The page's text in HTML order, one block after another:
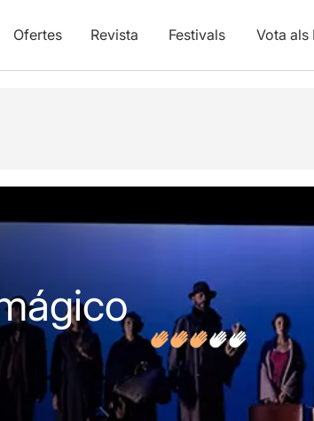
Ofertes Revista Festivals Vota als
Opinions